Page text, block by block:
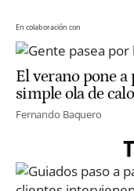
En colaboración con
El verano pone a
simple ola de
Fernando Baquero